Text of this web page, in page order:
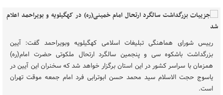
رییس شورای هماهنگی تبلیغات اسلامی کهگیلویه وبویراحمد گفت: آیین
بزرگداشت باشکوه سی و پنجمین سالگرد ارتحال ملکوتی حضرت امام(ره)
همزمان با سراسر کشور در این استان برگزار خواهد شد که سخنران این آیین در
یاسوج حجت الاسلام سید محمد حسن ابوترابی فرد امام جمعه موقت تهران
است.